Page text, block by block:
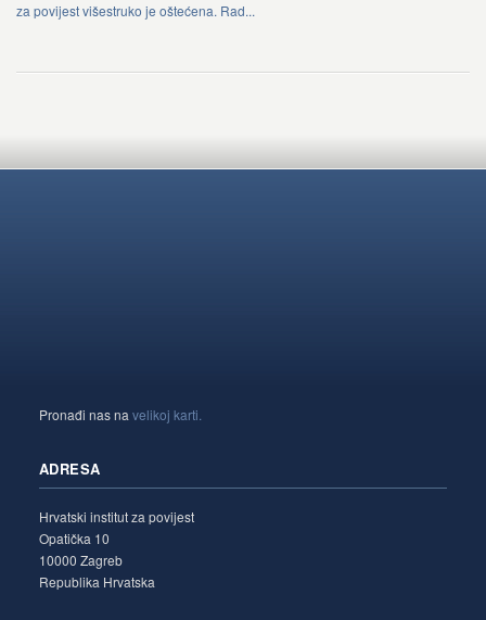
za povijest višestruko je oštećena. Rad...
Pronađi nas na velikoj karti.
ADRESA
Hrvatski institut za povijest
Opatička 10
10000 Zagreb
Republika Hrvatska